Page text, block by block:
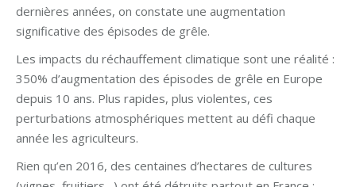
dernières années, on constate une augmentation
significative des épisodes de grêle.
Les impacts du réchauffement climatique sont une réalité :
350% d’augmentation des épisodes de grêle en Europe
depuis 10 ans. Plus rapides, plus violentes, ces
perturbations atmosphériques mettent au défi chaque
année les agriculteurs.
Rien qu’en 2016, des centaines d’hectares de cultures